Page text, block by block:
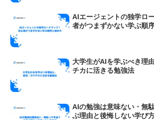
AIエージェントの独学ロ
者がつまずかない学ぶ順
大学生がAIを学ぶべき理
チカに活きる勉強法
AIの勉強は意味ない・無
ぶ理由と後悔しない学び